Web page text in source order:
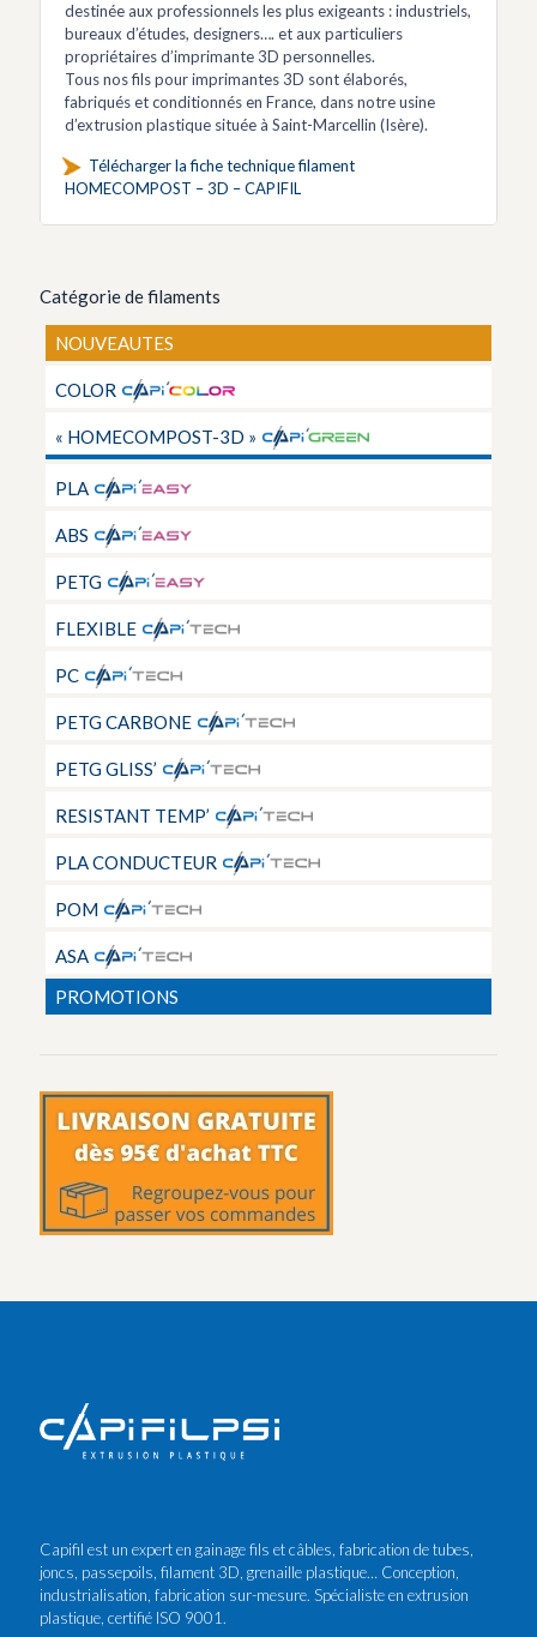
destinée aux professionnels les plus exigeants : industriels,
bureaux d’études, designers…. et aux particuliers
propriétaires d’imprimante 3D personnelles.
Tous nos fils pour imprimantes 3D sont élaborés,
fabriqués et conditionnés en France, dans notre usine
d’extrusion plastique située à Saint-Marcellin (Isère).
Télécharger la fiche technique filament
HOMECOMPOST – 3D – CAPIFIL
Catégorie de filaments
NOUVEAUTES
COLOR
« HOMECOMPOST-3D »
PLA
ABS
PETG
FLEXIBLE
PC
PETG CARBONE
PETG GLISS’
RESISTANT TEMP’
PLA CONDUCTEUR
POM
ASA
PROMOTIONS
Capifil est un expert en gainage fils et câbles, fabrication de tubes,
joncs, passepoils, filament 3D, grenaille plastique… Conception,
industrialisation, fabrication sur-mesure. Spécialiste en extrusion
plastique, certifié ISO 9001.